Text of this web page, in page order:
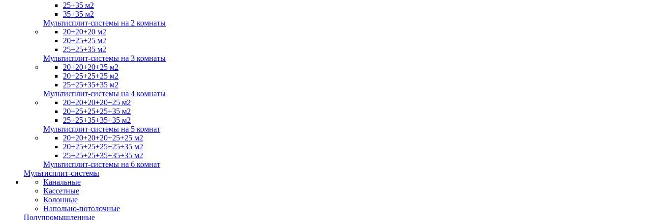
25+35 м2
35+35 м2
Мультисплит-системы на 2 комнаты
20+20+20 м2
20+25+25 м2
25+25+35 м2
Мультисплит-системы на 3 комнаты
20+20+20+25 м2
20+25+25+25 м2
25+25+35+35 м2
Мультисплит-системы на 4 комнаты
20+20+20+20+25 м2
20+25+25+25+35 м2
25+25+35+35+35 м2
Мультисплит-системы на 5 комнат
20+20+20+20+25+25 м2
20+25+25+25+25+35 м2
25+25+25+35+35+35 м2
Мультисплит-системы на 6 комнат
Мультисплит-системы
Канальные
Кассетные
Колонные
Напольно-потолочные
Полупромышленные